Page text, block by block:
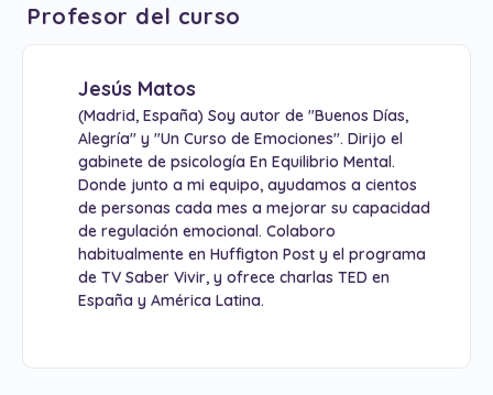
Profesor del curso
Jesús Matos
(Madrid, España) Soy autor de "Buenos Días,
Alegría" y "Un Curso de Emociones". Dirijo el
gabinete de psicología En Equilibrio Mental.
Donde junto a mi equipo, ayudamos a cientos
de personas cada mes a mejorar su capacidad
de regulación emocional. Colaboro
habitualmente en Huffigton Post y el programa
de TV Saber Vivir, y ofrece charlas TED en
España y América Latina.